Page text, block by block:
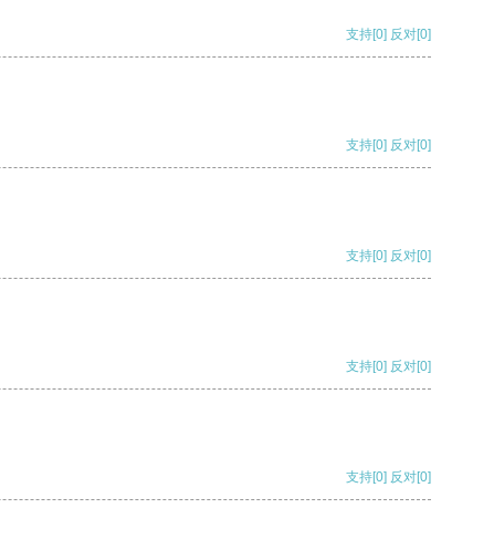
支持[0] 反对[0]
支持[0] 反对[0]
支持[0] 反对[0]
支持[0] 反对[0]
支持[0] 反对[0]